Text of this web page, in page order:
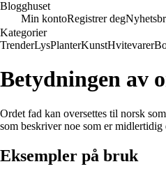
Blogghuset
Min kontoRegistrer deg
Kategorier
TrenderLysPlanterKunstHvitevarer
Betydningen av
Ordet fad kan oversettes til norsk
som beskriver noe som er
Eksempler på bruk